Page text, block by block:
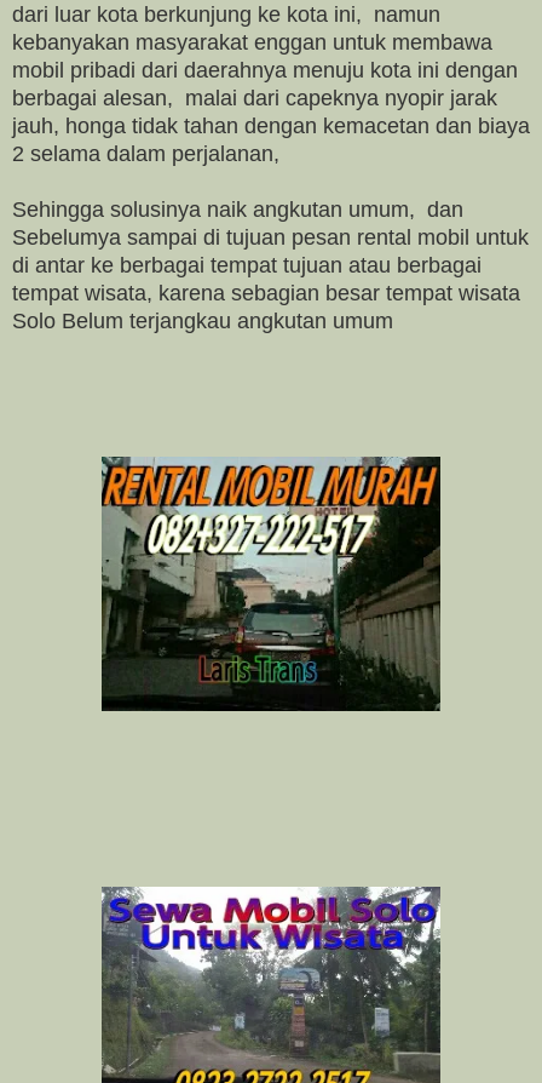
dari luar kota berkunjung ke kota ini, namun
kebanyakan masyarakat enggan untuk membawa
mobil pribadi dari daerahnya menuju kota ini dengan
berbagai alesan, malai dari capeknya nyopir jarak
jauh, honga tidak tahan dengan kemacetan dan biaya
2 selama dalam perjalanan,
Sehingga solusinya naik angkutan umum, dan
Sebelumya sampai di tujuan pesan rental mobil untuk
di antar ke berbagai tempat tujuan atau berbagai
tempat wisata, karena sebagian besar tempat wisata
Solo Belum terjangkau angkutan umum